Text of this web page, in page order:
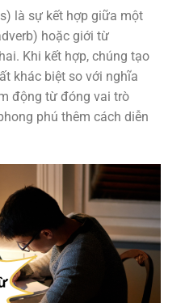
là sự kết hợp giữa một
hoặc giới từ
Khi kết hợp, chúng tạo
khác biệt so với nghĩa
động từ đóng vai trò
phú thêm cách diễn